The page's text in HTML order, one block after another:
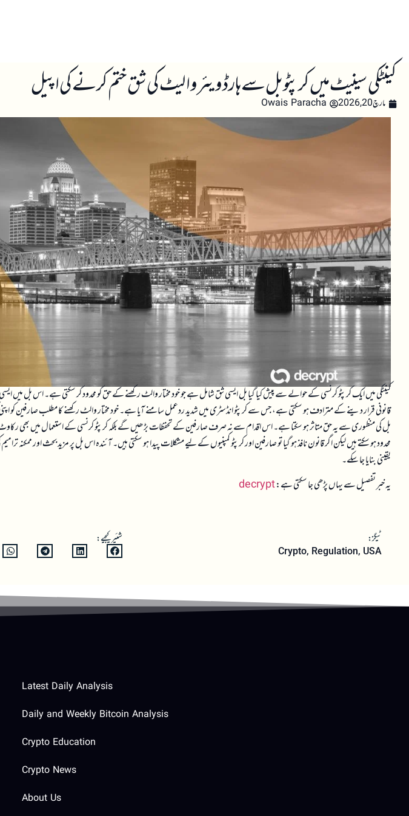
کینٹکی سینیٹ میں کرپٹو بل سے ہارڈویئر والیٹ کی شق ختم کرنے کی اپیل
مارچ 20, 2026 Owais Paracha
کینٹکی میں ایک کرپٹو کرنسی کے حوالے سے پیش کیا گیا بل ایسی شق شامل ہے جو خود مختار والٹ رکھنے کے حق کو محدود کر سکتی ہے۔ اس بل میں ایسی
قانونی قرار دینے کے مترادف ہو سکتی ہے، جس سے کرپٹو انڈسٹری میں شدید ردعمل سامنے آیا ہے۔ خود مختار والٹ رکھنے کا مطلب صارفین کو
بل کی منظوری سے یہ حق متاثر ہو سکتا ہے۔ اس اقدام سے نہ صرف صارفین کے تحفظات بڑھیں گے بلکہ کرپٹو کرنسی کے استعمال میں بھی
محدود ہو سکتے ہیں لیکن اگر قانون نافذ ہو گیا تو صارفین اور کرپٹو کمپنیوں کے لیے مشکلات پیدا ہو سکتی ہیں۔ آئندہ اس بل پر مزید بحث اور ممکنہ
یقینی بنایا جا سکے۔
یہ خبر تفصیل سے یہاں پڑھی جا سکتی ہے:decrypt
ٹیگز:
Crypto, Regulation, USA
شئیر کیجیے:
Latest Daily Analysis
Daily and Weekly Bitcoin Analysis
Crypto Education
Crypto News
About Us